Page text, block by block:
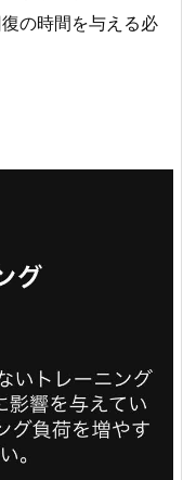
の時間を与える必